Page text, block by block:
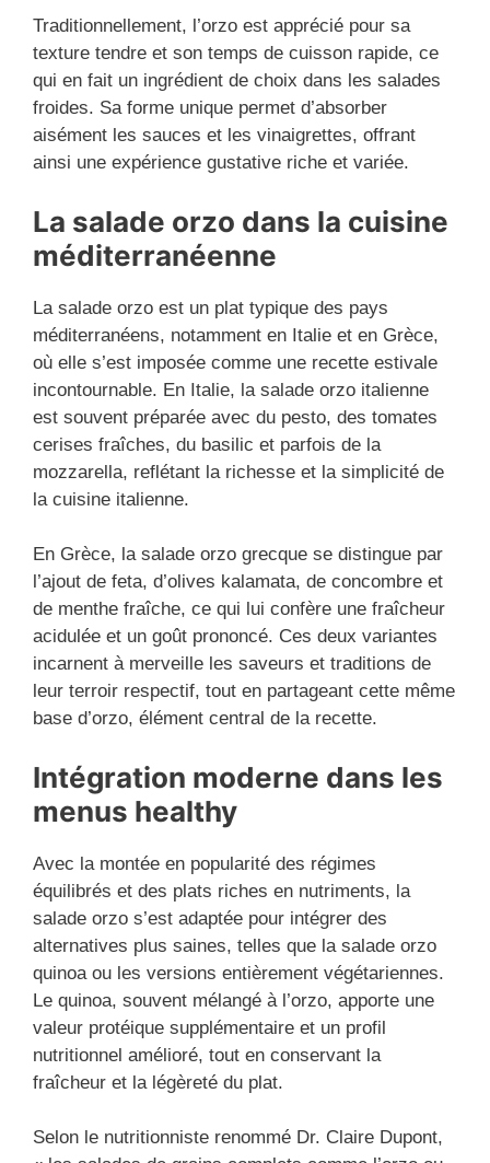
Traditionnellement, l’orzo est apprécié pour sa
texture tendre et son temps de cuisson rapide, ce
qui en fait un ingrédient de choix dans les salades
froides. Sa forme unique permet d’absorber
aisément les sauces et les vinaigrettes, offrant
ainsi une expérience gustative riche et variée.
La salade orzo dans la cuisine
méditerranéenne
La salade orzo est un plat typique des pays
méditerranéens, notamment en Italie et en Grèce,
où elle s’est imposée comme une recette estivale
incontournable. En Italie, la salade orzo italienne
est souvent préparée avec du pesto, des tomates
cerises fraîches, du basilic et parfois de la
mozzarella, reflétant la richesse et la simplicité de
la cuisine italienne.
En Grèce, la salade orzo grecque se distingue par
l’ajout de feta, d’olives kalamata, de concombre et
de menthe fraîche, ce qui lui confère une fraîcheur
acidulée et un goût prononcé. Ces deux variantes
incarnent à merveille les saveurs et traditions de
leur terroir respectif, tout en partageant cette même
base d’orzo, élément central de la recette.
Intégration moderne dans les
menus healthy
Avec la montée en popularité des régimes
équilibrés et des plats riches en nutriments, la
salade orzo s’est adaptée pour intégrer des
alternatives plus saines, telles que la salade orzo
quinoa ou les versions entièrement végétariennes.
Le quinoa, souvent mélangé à l’orzo, apporte une
valeur protéique supplémentaire et un profil
nutritionnel amélioré, tout en conservant la
fraîcheur et la légèreté du plat.
Selon le nutritionniste renommé Dr. Claire Dupont,